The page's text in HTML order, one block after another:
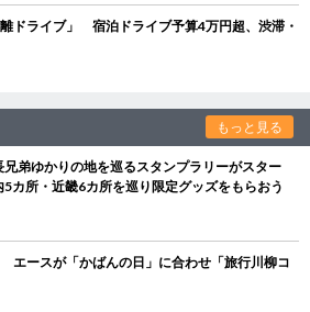
ドライブ」 宿泊ドライブ予算4万円超、渋滞・
もっと見る
弟ゆかりの地を巡るスタンプラリーがスター
カ所・近畿6カ所を巡り限定グッズをもらおう
エースが「かばんの日」に合わせ「旅行川柳コ